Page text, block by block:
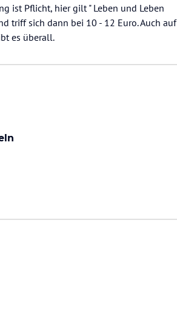
ist Pflicht, hier gilt " Leben und Leben
triff sich dann bei 10 - 12 Euro. Auch auf
es überall.